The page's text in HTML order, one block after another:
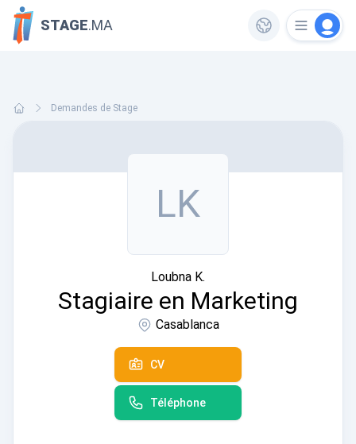
STAGE.MA
Demandes de Stage
LK
Loubna K.
Stagiaire en Marketing
Casablanca
CV
Téléphone